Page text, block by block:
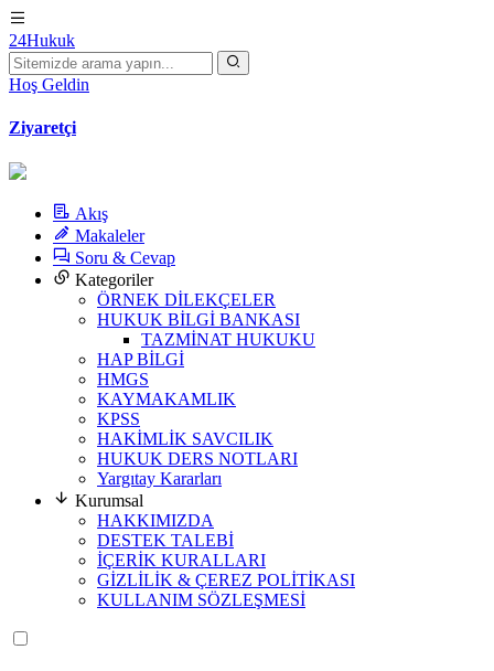
24Hukuk
Hoş Geldin
Ziyaretçi
Akış
Makaleler
Soru & Cevap
Kategoriler
ÖRNEK DİLEKÇELER
HUKUK BİLGİ BANKASI
TAZMİNAT HUKUKU
HAP BİLGİ
HMGS
KAYMAKAMLIK
KPSS
HAKİMLİK SAVCILIK
HUKUK DERS NOTLARI
Yargıtay Kararları
Kurumsal
HAKKIMIZDA
DESTEK TALEBİ
İÇERİK KURALLARI
GİZLİLİK & ÇEREZ POLİTİKASI
KULLANIM SÖZLEŞMESİ